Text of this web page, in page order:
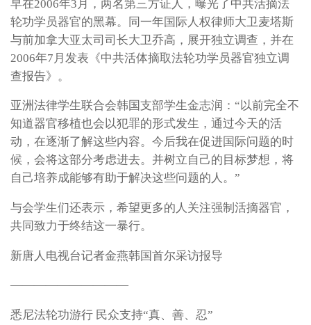
早在2006年3月，两名第三方证人，曝光了中共活摘法
轮功学员器官的黑幕。同一年国际人权律师大卫麦塔斯
与前加拿大亚太司司长大卫乔高，展开独立调查，并在
2006年7月发表《中共活体摘取法轮功学员器官独立调
查报告》。
亚洲法律学生联合会韩国支部学生金志润：“以前完全不
知道器官移植也会以犯罪的形式发生，通过今天的活
动，在逐渐了解这些内容。今后我在促进国际问题的时
候，会将这部分考虑进去。并树立自己的目标梦想，将
自己培养成能够有助于解决这些问题的人。”
与会学生们还表示，希望更多的人关注强制活摘器官，
共同致力于终结这一暴行。
新唐人电视台记者金燕韩国首尔采访报导
——————————
悉尼法轮功游行 民众支持“真、善、忍”